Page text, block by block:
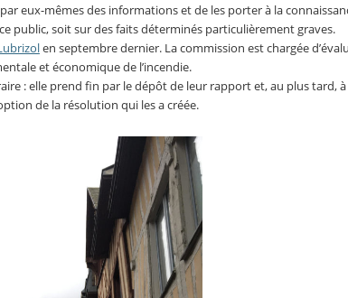
eux-mêmes des informations et de les porter à la
public, soit sur des faits déterminés particulièrement graves.
en septembre dernier. La commission est chargée
et économique de l’incendie.
: elle prend fin par le dépôt de leur rapport et, au plus tard, à
de la résolution qui les a créée.